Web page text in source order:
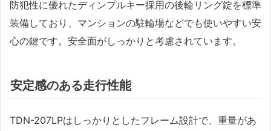
防犯性に優れたディンプルキー採用の後輪リング錠を標準
装備しており、マンションの駐輪場などでも使いやすい安
心の鍵です。安全面がしっかりと考慮されています。
安定感のある走行性能
TDN-207LPはしっかりとしたフレーム設計で、重量があ